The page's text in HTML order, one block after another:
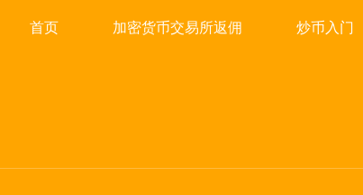
首页 加密货币交易所返佣 炒币入门